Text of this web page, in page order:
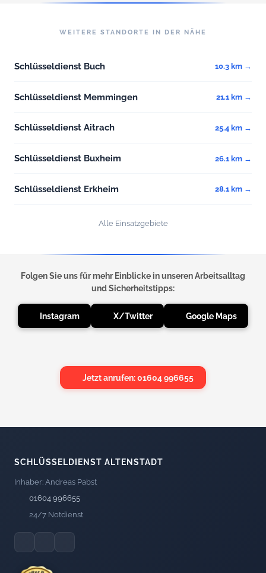
WEITERE STANDORTE IN DER NÄHE
Schlüsseldienst Buch 10.3 km →
Schlüsseldienst Memmingen 21.1 km →
Schlüsseldienst Aitrach 25.4 km →
Schlüsseldienst Buxheim 26.1 km →
Schlüsseldienst Erkheim 28.1 km →
Alle Einsatzgebiete
Folgen Sie uns für mehr Einblicke in unseren Arbeitsalltag
und Sicherheitstipps:
Instagram X/Twitter Google Maps
Jetzt anrufen: 01604 996655
SCHLÜSSELDIENST ALTENSTADT
Inhaber: Andreas Pabst
01604 996655
24/7 Notdienst